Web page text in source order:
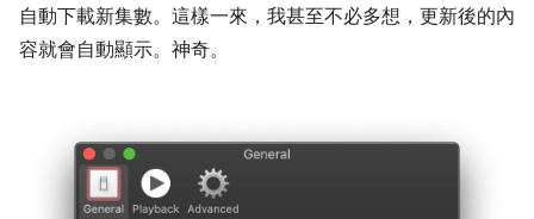
自動下載新集數。這樣一來，我甚至不必多想，更新後的內
容就會自動顯示。神奇。